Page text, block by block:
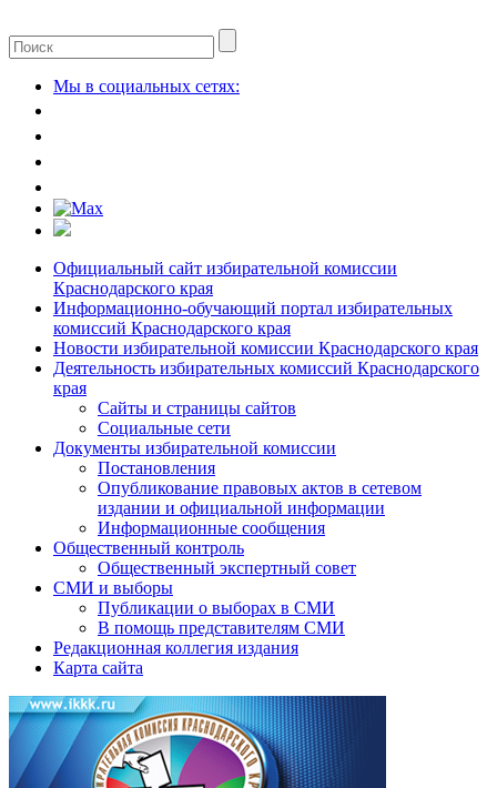
Мы в социальных сетях:
Официальный сайт избирательной комиссии
Краснодарского края
Информационно-обучающий портал избирательных
комиссий Краснодарского края
Новости избирательной комиссии Краснодарского края
Деятельность избирательных комиссий Краснодарского
края
Сайты и страницы сайтов
Социальные сети
Документы избирательной комиссии
Постановления
Опубликование правовых актов в сетевом
издании и официальной информации
Информационные сообщения
Общественный контроль
Общественный экспертный совет
СМИ и выборы
Публикации о выборах в СМИ
В помощь представителям СМИ
Редакционная коллегия издания
Карта сайта